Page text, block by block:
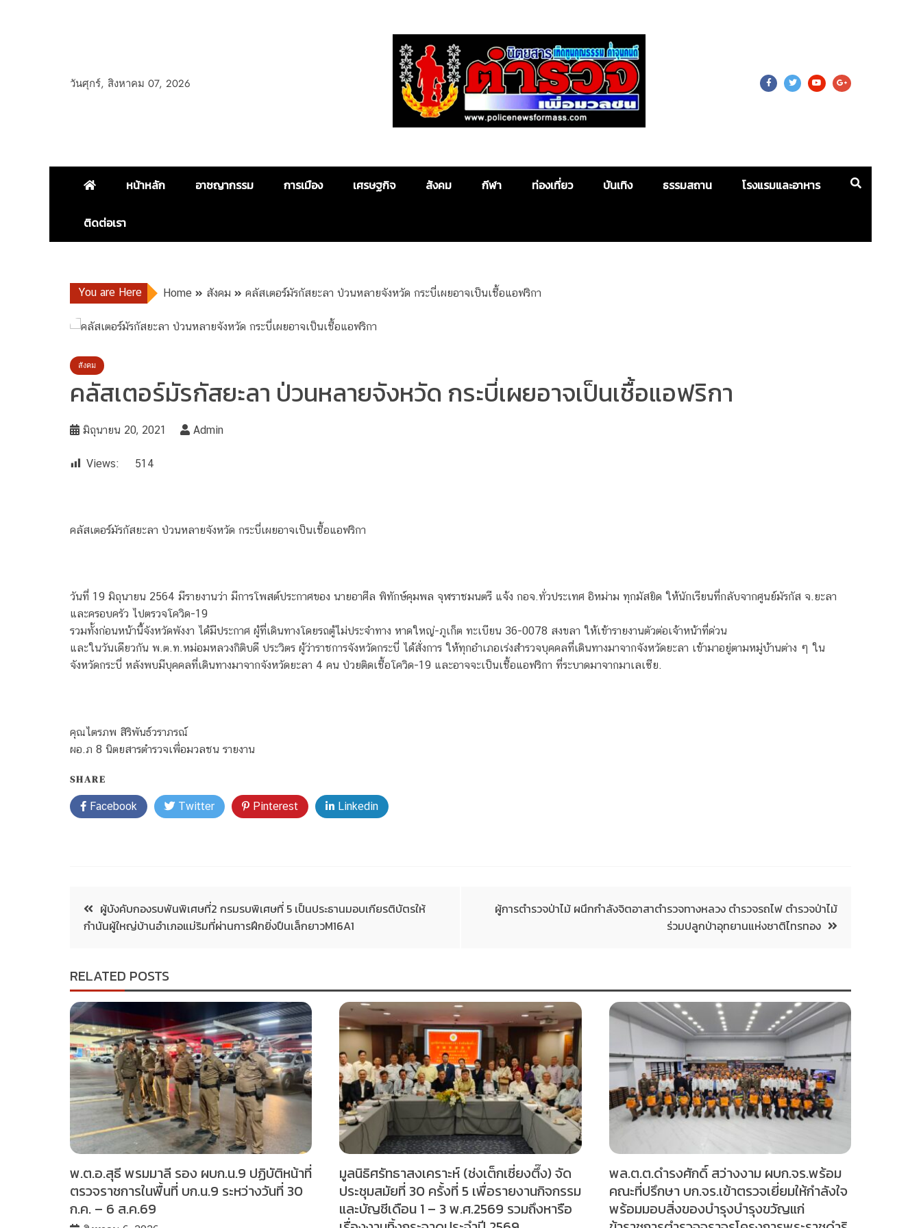
วันศุกร์, สิงหาคม 07, 2026
Police News For Mass
หน้าหลัก อาชญากรรม การเมือง เศรษฐกิจ สังคม กีฬา ท่องเที่ยว บันเทิง ธรรมสถาน โรงแรมและอาหาร
ติดต่อเรา
You are Here Home สังคม คลัสเตอร์มัรกัสยะลา ป่วนหลายจังหวัด กระบี่เผยอาจเป็นเชื้อแอฟริกา
สังคม
คลัสเตอร์มัรกัสยะลา ป่วนหลายจังหวัด กระบี่เผยอาจเป็นเชื้อแอฟริกา
มิถุนายน 20, 2021 Admin
Views: 514
คลัสเตอร์มัรกัสยะลา ป่วนหลายจังหวัด กระบี่เผยอาจเป็นเชื้อแอฟริกา
วันที่ 19 มิถุนายน 2564 มีรายงานว่า มีการโพสต์ประกาศของ นายอาศีล พิทักษ์คุมพล จุฬราชมนตรี แจ้ง กอจ.ทั่วประเทศ อิหม่าม ทุกมัสยิด ให้นักเรียนที่กลับจากศูนย์มัรกัส จ.ยะลา
และครอบครัว ไปตรวจโควิด-19
รวมทั้งก่อนหน้านี้จังหวัดพังงา ได้มีประกาศ ผู้ที่เดินทางโดยรถตู้ไม่ประจำทาง หาดใหญ่-ภูเก็ต ทะเบียน 36-0078 สงขลา ให้เข้ารายงานตัวต่อเจ้าหน้าที่ด่วน
และในวันเดียวกัน พ.ต.ท.หม่อมหลวงกิติบดี ประวิตร ผู้ว่าราชการจังหวัดกระบี่ ได้สั่งการ ให้ทุกอำเภอเร่งสำรวจบุคคลที่เดินทางมาจากจังหวัดยะลา เข้ามาอยู่ตามหมู่บ้านต่าง ๆ ใน
จังหวัดกระบี่ หลังพบมีบุคคลที่เดินทางมาจากจังหวัดยะลา 4 คน ป่วยติดเชื้อโควิด-19 และอาจจะเป็นเชื้อแอฟริกา ที่ระบาดมาจากมาเลเซีย.
คุณไตรภพ สิริพันธ์วราภรณ์
ผอ.ภ 8 นิตยสารตำรวจเพื่อมวลชน รายงาน
SHARE
Facebook Twitter Pinterest Linkedin
ผู้บังคับกองรบพันพิเศษที่2 กรมรบพิเศษที่ 5 เป็นประธานมอบเกียรติบัตรให้
กำนันผู้ใหญ่บ้านอำเภอแม่ริมที่ผ่านการฝึกยิ่งปืนเล็กยาวM16A1
ผู้การตำรวจป่าไม้ ผนึกกำลังจิตอาสาตำรวจทางหลวง ตำรวจรถไฟ ตำรวจป่าไม้
ร่วมปลูกป่าอุทยานแห่งชาติไทรทอง
RELATED POSTS
พ.ต.อ.สุธี พรมมาลี รอง ผบก.น.9 ปฏิบัติหน้าที่
ตรวจราชการในพื้นที่ บก.น.9 ระหว่างวันที่ 30
ก.ค. – 6 ส.ค.69
มูลนิธิศรัทธาสงเคราะห์ (ช่งเต็กเซี่ยงตึ๊ง) จัด
ประชุมสมัยที่ 30 ครั้งที่ 5 เพื่อรายงานกิจกรรม
และบัญชีเดือน 1 – 3 พ.ศ.2569 รวมถึงหารือ
พล.ต.ต.ดำรงศักดิ์ สว่างงาม ผบก.จร.พร้อม
คณะที่ปรึกษา บก.จร.เข้าตรวจเยี่ยมให้กำลังใจ
พร้อมมอบสิ่งของบำรุงบำรุงขวัญแก่